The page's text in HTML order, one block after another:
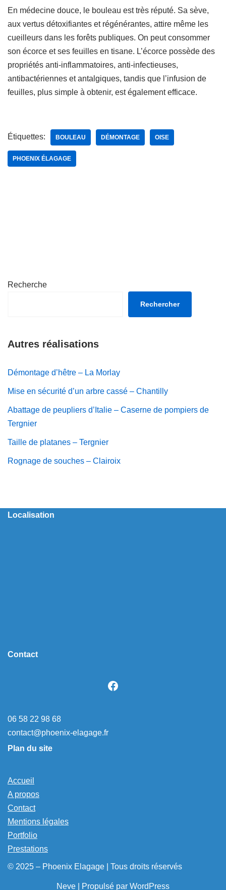
En médecine douce, le bouleau est très réputé. Sa sève,
aux vertus détoxifiantes et régénérantes, attire même les
cueilleurs dans les forêts publiques. On peut consommer
son écorce et ses feuilles en tisane. L’écorce possède des
propriétés anti-inflammatoires, anti-infectieuses,
antibactériennes et antalgiques, tandis que l’infusion de
feuilles, plus simple à obtenir, est également efficace.
Étiquettes: BOULEAU DÉMONTAGE OISE
PHOENIX ÉLAGAGE
Recherche
Rechercher
Autres réalisations
Démontage d’hêtre – La Morlay
Mise en sécurité d’un arbre cassé – Chantilly
Abattage de peupliers d’Italie – Caserne de pompiers de
Tergnier
Taille de platanes – Tergnier
Rognage de souches – Clairoix
Localisation
Contact
06 58 22 98 68
contact@phoenix-elagage.fr
Plan du site
Accueil
A propos
Contact
Mentions légales
Portfolio
Prestations
© 2025 – Phoenix Elagage | Tous droits réservés
Neve | Propulsé par WordPress